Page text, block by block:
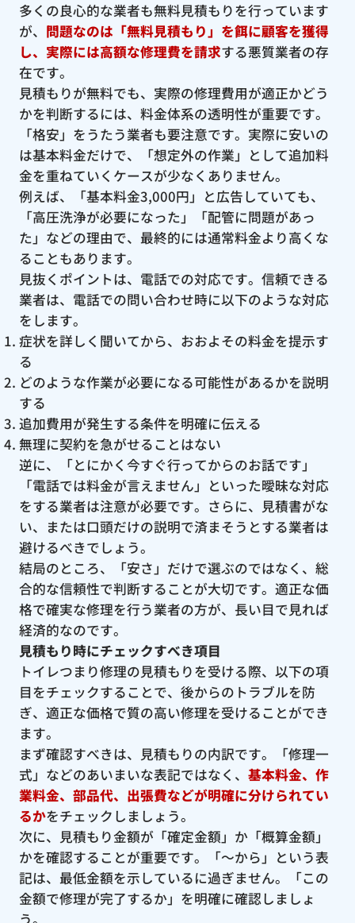
多くの良心的な業者も無料見積もりを行っています
が、 問題なのは「無料見積もり」を餌に顧客を獲得
し、実際には高額な修理費を請求する悪質業者の存
在です。
見積もりが無料でも、実際の修理費用が適正かどう
かを判断するには、料金体系の透明性が重要です。
「格安」をうたう業者も要注意です。実際に安いの
は基本料金だけで、「想定外の作業」として追加料
金を重ねていくケースが少なくありません。
例えば、「基本料金3,000円」と広告していても、
「高圧洗浄が必要になった」「配管に問題があっ
た」などの理由で、最終的には通常料金より高くな
ることもあります。
見抜くポイントは、電話での対応です。信頼できる
業者は、電話での問い合わせ時に以下のような対応
をします。
症状を詳しく聞いてから、おおよその料金を提示す
る
どのような作業が必要になる可能性があるかを説明
する
追加費用が発生する条件を明確に伝える
無理に契約を急がせることはない
逆に、「とにかく今すぐ行ってからのお話です」
「電話では料金が言えません」といった曖昧な対応
をする業者は注意が必要です。さらに、見積書がな
い、または口頭だけの説明で済まそうとする業者は
避けるべきでしょう。
結局のところ、「安さ」だけで選ぶのではなく、総
合的な信頼性で判断することが大切です。適正な価
格で確実な修理を行う業者の方が、長い目で見れば
経済的なのです。
見積もり時にチェックすべき項目
トイレつまり修理の見積もりを受ける際、以下の項
目をチェックすることで、後からのトラブルを防
ぎ、適正な価格で質の高い修理を受けることができ
ます。
まず確認すべきは、見積もりの内訳です。「修理一
式」などのあいまいな表記ではなく、 基本料金、作
業料金、部品代、出張費などが明確に分けられてい
るかをチェックしましょう。
次に、見積もり金額が「確定金額」か「概算金額」
かを確認することが重要です。「〜から」という表
記は、最低金額を示しているに過ぎません。「この
金額で修理が完了するか」を明確に確認しましょ
う。